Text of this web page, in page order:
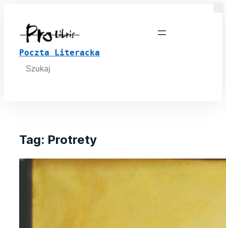
Poczta Literacka
Search
for:
Tag: Protrety